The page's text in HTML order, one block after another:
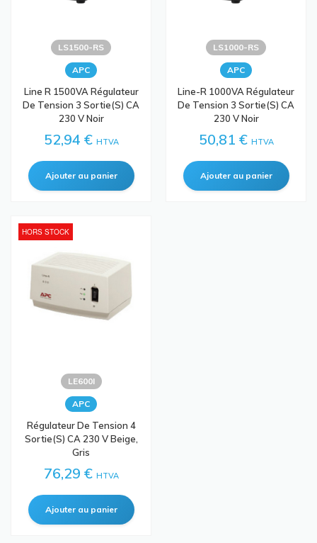
LS1500-RS
APC
Line R 1500VA Régulateur
De Tension 3 Sortie(s) CA
230 V Noir
52,94 € HTVA
LS1000-RS
APC
Line-R 1000VA Régulateur
De Tension 3 Sortie(s) CA
230 V Noir
50,81 € HTVA
HORS STOCK
LE600I
APC
Régulateur De Tension 4
Sortie(s) CA 230 V Beige,
Gris
76,29 € HTVA